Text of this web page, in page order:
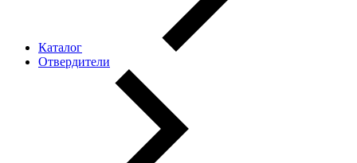
Каталог
Отвердители